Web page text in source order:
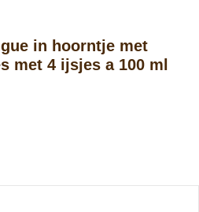
in hoorntje met
met 4 ijsjes a 100 ml